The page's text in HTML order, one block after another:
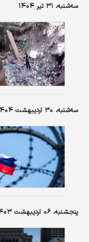
سه‌شنبه، ۳۱ تیر ۱۴۰۴
سه‌شنبه، ۳۰ اردیبهشت ۱۴۰۴
پنجشنبه، ۰۶ اردیبهشت ۱۴۰۳